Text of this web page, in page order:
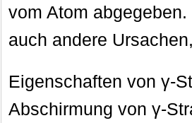
vom Atom
auch andere
Eigenschaften von γ-
Abschirmung von γ-